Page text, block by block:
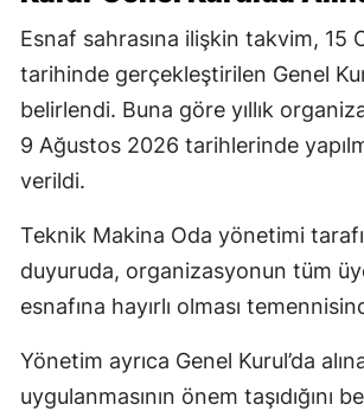
Esnaf sahrasına ilişkin takvim, 15
tarihinde gerçekleştirilen Genel
belirlendi. Buna göre yıllık
9 Ağustos 2026 tarihlerinde
verildi.
Teknik Makina Oda yönetimi
duyuruda, organizasyonun tüm
esnafına hayırlı olması
Yönetim ayrıca Genel Kurul’da
uygulanmasının önem taşıdığını